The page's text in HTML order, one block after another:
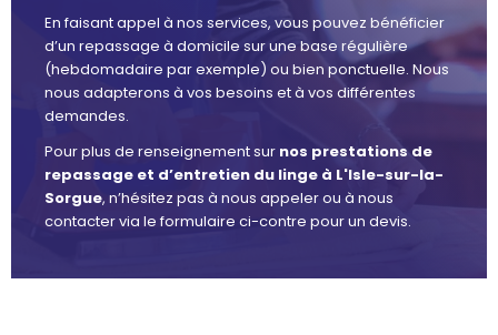
En faisant appel à nos services, vous pouvez bénéficier
d’un repassage à domicile sur une base régulière
(hebdomadaire par exemple) ou bien ponctuelle. Nous
nous adapterons à vos besoins et à vos différentes
demandes.
Pour plus de renseignement sur nos prestations de
repassage et d’entretien du linge à L'Isle-sur-la-
Sorgue, n’hésitez pas à nous appeler ou à nous
contacter via le formulaire ci-contre pour un devis.